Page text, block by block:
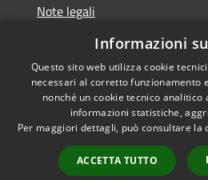
Note legali
Dichiarazione di accessibilità
Accessibilità
Informazioni
Questo sito web utilizza cookie
necessari al corretto funzionamento
nonché un cookie tecnico
informazioni statistiche,
Per maggiori dettagli, può consultare la
ACCETTA TUTTO